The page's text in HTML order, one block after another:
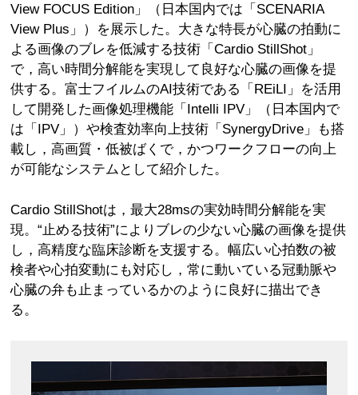
View FOCUS Edition」（日本国内では「SCENARIA
View Plus」）を展示した。大きな特長が心臓の拍動に
よる画像のブレを低減する技術「Cardio StillShot」
で，高い時間分解能を実現して良好な心臓の画像を提
供する。富士フイルムのAI技術である「REiLI」を活用
して開発した画像処理機能「Intelli IPV」（日本国内で
は「IPV」）や検査効率向上技術「SynergyDrive」も搭
載し，高画質・低被ばくで，かつワークフローの向上
が可能なシステムとして紹介した。
Cardio StillShotは，最大28msの実効時間分解能を実
現。“止める技術”によりブレの少ない心臓の画像を提供
し，高精度な臨床診断を支援する。幅広い心拍数の被
検者や心拍変動にも対応し，常に動いている冠動脈や
心臓の弁も止まっているかのように良好に描出でき
る。